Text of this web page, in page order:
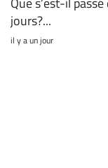
jours?...
il y a un jour